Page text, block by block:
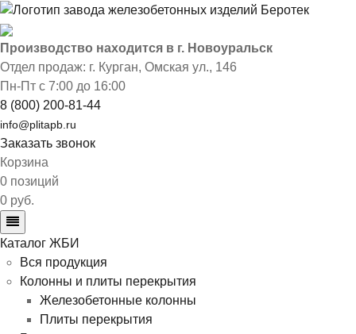
Производство находится в г. Новоуральск
Отдел продаж: г. Курган, Омская ул., 146
Пн-Пт с 7:00 до 16:00
8 (800) 200-81-44
info@plitapb.ru
Заказать звонок
Корзина
0 позиций
0 руб.
Каталог ЖБИ
Вся продукция
Колонны и плиты перекрытия
Железобетонные колонны
Плиты перекрытия